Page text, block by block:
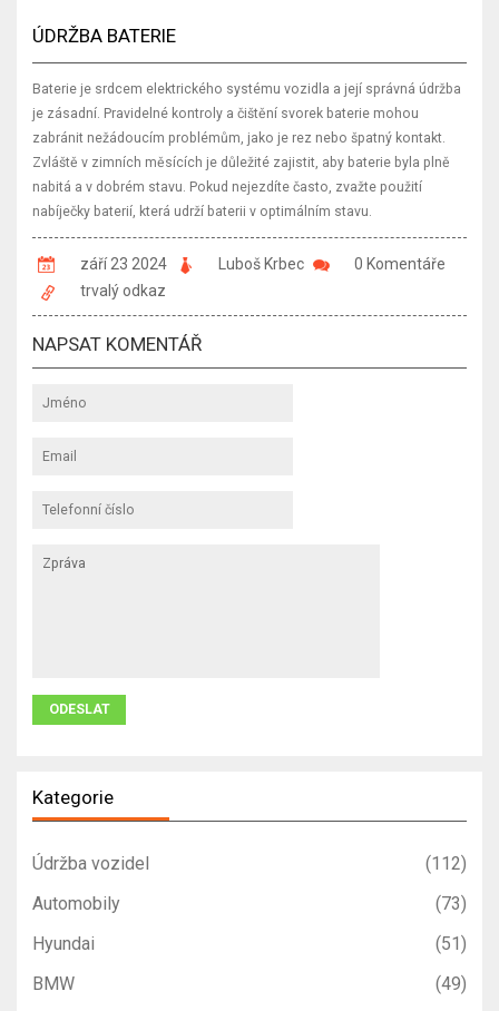
ÚDRŽBA BATERIE
Baterie je srdcem elektrického systému vozidla a její správná údržba
je zásadní. Pravidelné kontroly a čištění svorek baterie mohou
zabránit nežádoucím problémům, jako je rez nebo špatný kontakt.
Zvláště v zimních měsících je důležité zajistit, aby baterie byla plně
nabitá a v dobrém stavu. Pokud nejezdíte často, zvažte použití
nabíječky baterií, která udrží baterii v optimálním stavu.
září 23 2024 Luboš Krbec
0 Komentáře
trvalý odkaz
NAPSAT KOMENTÁŘ
Kategorie
Údržba vozidel
(112)
Automobily
(73)
Hyundai
(51)
BMW
(49)